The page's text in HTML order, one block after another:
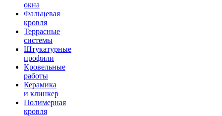
окна
Фальцевая
кровля
Террасные
системы
Штукатурные
профили
Кровельные
работы
Керамика
и клинкер
Полимерная
кровля